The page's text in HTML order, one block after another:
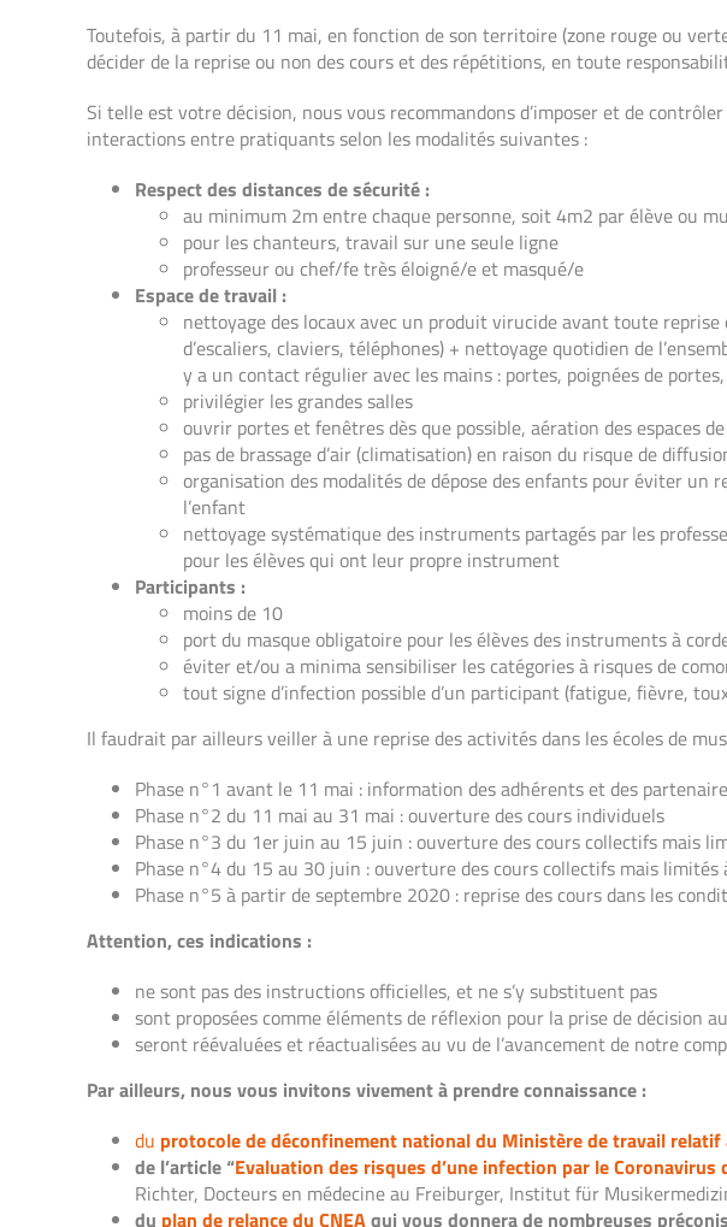
Toutefois, à partir du 11 mai, en fonction de son territoire (zone rouge ou
décider de la reprise ou non des cours et des répétitions, en toute
Si telle est votre décision, nous vous recommandons d’imposer et de
interactions entre pratiquants selon les modalités suivantes :
Respect des distances de sécurité :
au minimum 2m entre chaque personne, soit 4m2 par élève ou
pour les chanteurs, travail sur une seule ligne
professeur ou chef/fe très éloigné/e et masqué/e
Espace de travail :
nettoyage des locaux avec un produit virucide avant toute reprise
d’escaliers, claviers, téléphones) + nettoyage quotidien de
y a un contact régulier avec les mains : portes, poignées de
privilégier les grandes salles
ouvrir portes et fenêtres dès que possible, aération des espaces
pas de brassage d’air (climatisation) en raison du risque de
organisation des modalités de dépose des enfants pour éviter
l’enfant
nettoyage systématique des instruments partagés par les
pour les élèves qui ont leur propre instrument
Participants :
moins de 10
port du masque obligatoire pour les élèves des instruments à
éviter et/ou a minima sensibiliser les catégories à risques de
tout signe d’infection possible d’un participant (fatigue, fièvre,
Il faudrait par ailleurs veiller à une reprise des activités dans les écoles de
Phase n°1 avant le 11 mai : information des adhérents et des
Phase n°2 du 11 mai au 31 mai : ouverture des cours individuels
Phase n°3 du 1er juin au 15 juin : ouverture des cours collectifs mais
Phase n°4 du 15 au 30 juin : ouverture des cours collectifs mais limités
Phase n°5 à partir de septembre 2020 : reprise des cours dans les
Attention, ces indications :
ne sont pas des instructions officielles, et ne s’y substituent pas
sont proposées comme éléments de réflexion pour la prise de décision
seront réévaluées et réactualisées au vu de l’avancement de notre
Par ailleurs, nous vous invitons vivement à prendre connaissance :
du protocole de déconfinement national du Ministère de travail
de l’article “Evaluation des risques d’une infection par le Coronavirus
Richter, Docteurs en médecine au Freiburger, Institut für
du plan de relance du CNEAqui vous donnera de nombreuses